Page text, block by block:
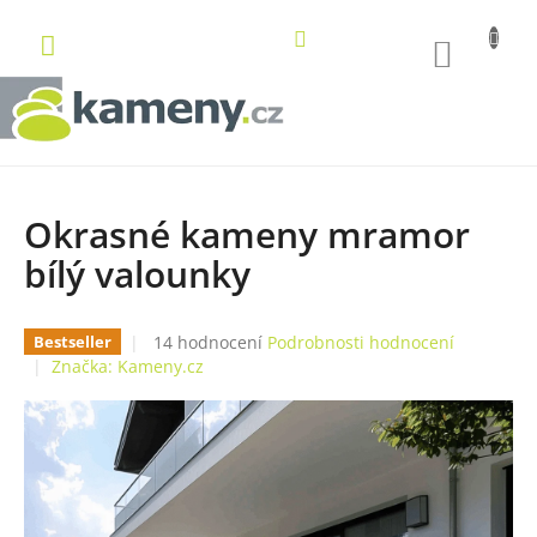
obsah
Okrasné kameny mramor
bílý valounky
Bestseller
Průměrné
hodnocení
4,9
z
5
hvězdiček.
14 hodnocení Podrobnosti hodnocení
Značka: Kameny.cz